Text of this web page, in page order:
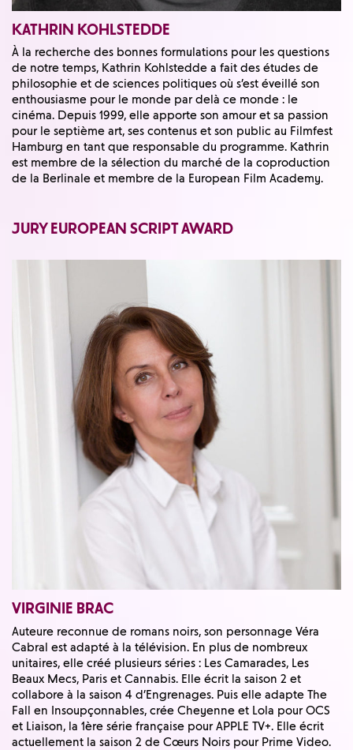
KATHRIN KOHLSTEDDE
À la recherche des bonnes formulations pour les questions
de notre temps, Kathrin Kohlstedde a fait des études de
philosophie et de sciences politiques où s’est éveillé son
enthousiasme pour le monde par delà ce monde : le
cinéma. Depuis 1999, elle apporte son amour et sa passion
pour le septième art, ses contenus et son public au Filmfest
Hamburg en tant que responsable du programme. Kathrin
est membre de la sélection du marché de la coproduction
de la Berlinale et membre de la European Film Academy.
JURY EUROPEAN SCRIPT AWARD
VIRGINIE BRAC
Auteure reconnue de romans noirs, son personnage Véra
Cabral est adapté à la télévision. En plus de nombreux
unitaires, elle créé plusieurs séries : Les Camarades, Les
Beaux Mecs, Paris et Cannabis. Elle écrit la saison 2 et
collabore à la saison 4 d’Engrenages. Puis elle adapte The
Fall en Insoupçonnables, crée Cheyenne et Lola pour OCS
et Liaison, la 1ère série française pour APPLE TV+. Elle écrit
actuellement la saison 2 de Cœurs Noirs pour Prime Video.